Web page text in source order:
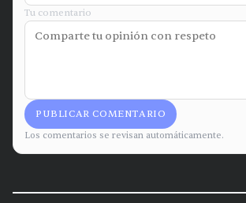
Tu comentario
PUBLICAR COMENTARIO
Los comentarios se revisan automáticamente.